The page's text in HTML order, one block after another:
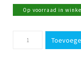
was:
€59,00.
is:
€49,99.
Op voorraad in
24cm
AluComfort-